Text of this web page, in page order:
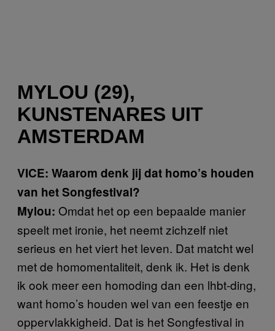
MYLOU (29),
KUNSTENARES UIT
AMSTERDAM
VICE: Waarom denk jij dat homo’s houden
van het Songfestival?
Mylou: Omdat het op een bepaalde manier
speelt met ironie, het neemt zichzelf niet
serieus en het viert het leven. Dat matcht wel
met de homomentaliteit, denk ik. Het is denk
ik ook meer een homoding dan een lhbt-ding,
want homo’s houden wel van een feestje en
oppervlakkigheid. Dat is het Songfestival in